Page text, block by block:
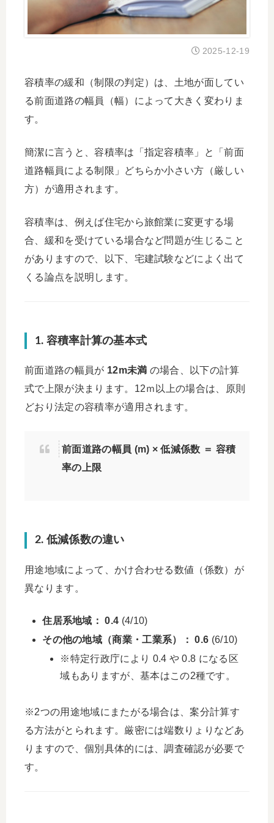
2025-12-19
容積率の緩和（制限の判定）は、土地が面してい
る前面道路の幅員（幅）によって大きく変わりま
す。
簡潔に言うと、容積率は「指定容積率」と「前面
道路幅員による制限」どちらか小さい方（厳しい
方）が適用されます。
容積率は、例えば住宅から旅館業に変更する場
合、緩和を受けている場合など問題が生じること
がありますので、以下、宅建試験などによく出て
くる論点を説明します。
1. 容積率計算の基本式
前面道路の幅員が 12m未満 の場合、以下の計算
式で上限が決まります。12ｍ以上の場合は、原則
どおり法定の容積率が適用されます。
前面道路の幅員 (m) × 低減係数 ＝ 容積
率の上限
2. 低減係数の違い
用途地域によって、かけ合わせる数値（係数）が
異なります。
住居系地域： 0.4 (4/10)
その他の地域（商業・工業系）：
0.6 (6/10)
※特定行政庁により 0.4 や 0.8 になる区
域もありますが、基本はこの2種です。
※2つの用途地域にまたがる場合は、案分計算す
る方法がとられます。厳密には端数りょりなどあ
りますので、個別具体的には、調査確認が必要で
す。